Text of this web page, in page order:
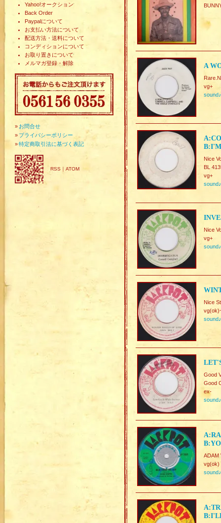
Yahoo!オークション
Back Order
Paypalについて
お支払い方法について
配送方法・送料について
コンディションについて
お取り置きについて
メルマガ登録・解除
» お問合せ
» プライバシーポリシー
»特定商取引法に基づく表記
RSS ｜ ATOM
A
vg+
sound♪
Nice
BL
vg+
sound♪
Nice
vg+
sound♪
Nice
sound♪
Good
Good
ex-
sound♪
ADAM
vg(ok)
sound♪